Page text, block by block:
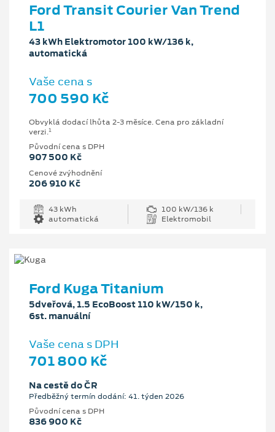
Ford Transit Courier Van Trend
L1
43 kWh Elektromotor 100 kW/136 k,
automatická
Vaše cena s
700 590 Kč
Obvyklá dodací lhůta 2-3 měsíce. Cena pro základní
verzi.1
Původní cena s DPH
907 500 Kč
Cenové zvýhodnění
206 910 Kč
43 kWh
100 kW/136 k
automatická
Elektromobil
Ford Kuga Titanium
5dveřová, 1.5 EcoBoost 110 kW/150 k,
6st. manuální
Vaše cena s DPH
701 800 Kč
Na cestě do ČR
Předběžný termín dodání: 41. týden 2026
Původní cena s DPH
836 900 Kč